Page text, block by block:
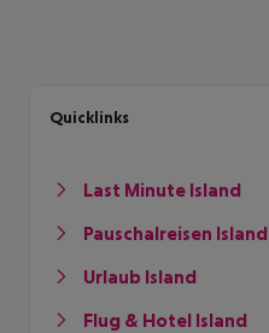
Quicklinks
Last Minute Island
Pauschalreisen Island
Urlaub Island
Flug & Hotel Island